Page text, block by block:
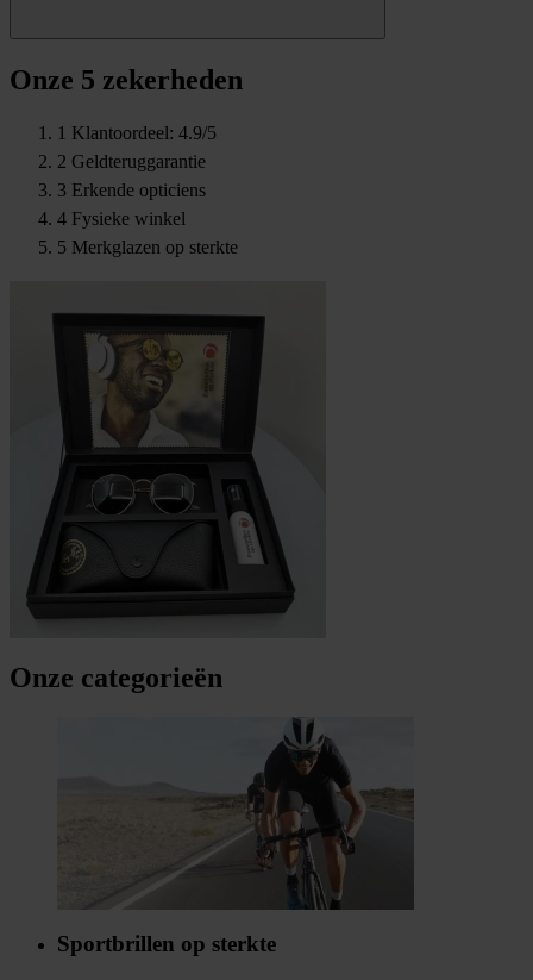
Onze 5 zekerheden
1 Klantoordeel: 4.9/5
2 Geldteruggarantie
3 Erkende opticiens
4 Fysieke winkel
5 Merkglazen op sterkte
Onze categorieën
Sportbrillen op sterkte